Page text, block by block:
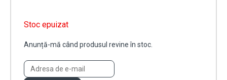
Stoc epuizat
Anunță-mă când produsul revine în stoc.